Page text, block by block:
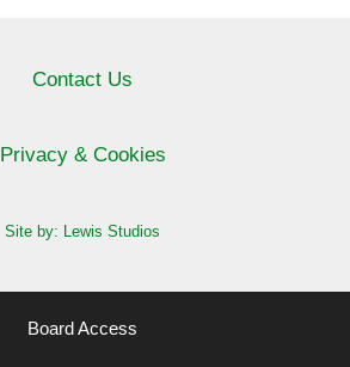
Contact Us
Privacy & Cookies
Site by: Lewis Studios
Board Access